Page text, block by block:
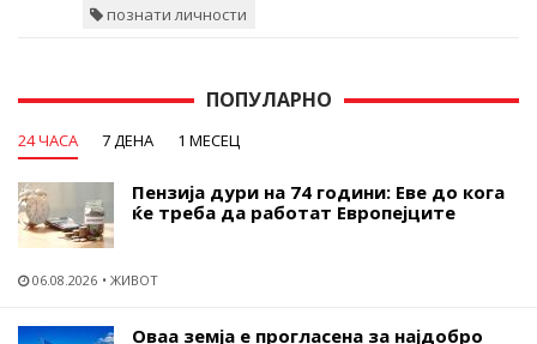
познати личности
ПОПУЛАРНО
24 ЧАСА 7 ДЕНА 1 МЕСЕЦ
Пензија дури на 74 години: Еве до кога
ќе треба да работат Европејците
06.08.2026 ЖИВОТ
Оваа земја е прогласена за најдобро